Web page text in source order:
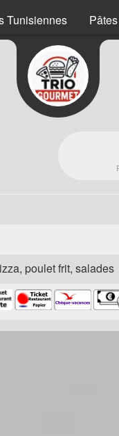
Tunisiennes Pâtes
poulet frit, salades